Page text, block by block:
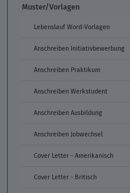
Muster/Vorlagen
Lebenslauf Word-Vorlagen
Anschreiben Initiativbewerbung
Anschreiben Praktikum
Anschreiben Werkstudent
Anschreiben Ausbildung
Anschreiben Jobwechsel
Cover Letter - Amerikanisch
Cover Letter - Britisch